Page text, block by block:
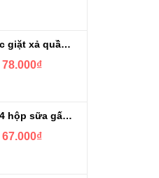
Nước giặt xả quần áo Dnee Thái Lan túi 1100ml
78.000₫
Lốc 4 hộp sữa gấu đẹp da Nestle Bear Brand Gold đủ vị 140ml
67.000₫